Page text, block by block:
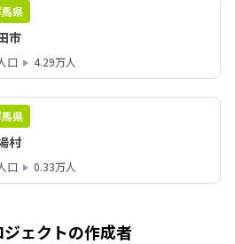
県
市
口 4.29万人
県
村
口 0.33万人
ジェクトの作成者